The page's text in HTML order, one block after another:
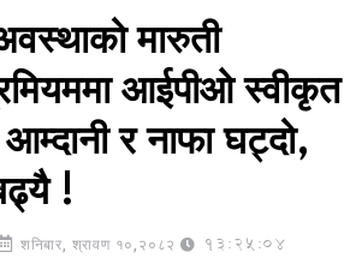
मारुती
आईपीओ स्वीकृत
र नाफा घट्दो,
!
शनिबार, श्रावण १०,२०८२ 13:25:04